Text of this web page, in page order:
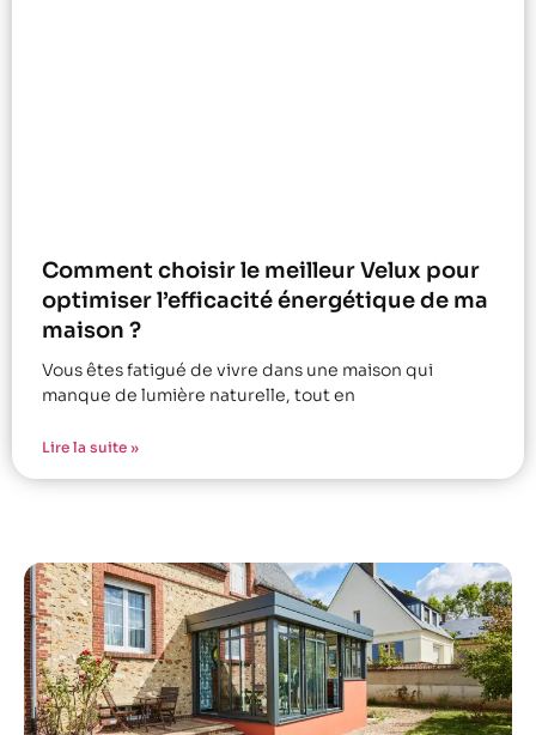
Comment choisir le meilleur Velux pour
optimiser l’efficacité énergétique de ma
maison ?
Vous êtes fatigué de vivre dans une maison qui
manque de lumière naturelle, tout en
Lire la suite »